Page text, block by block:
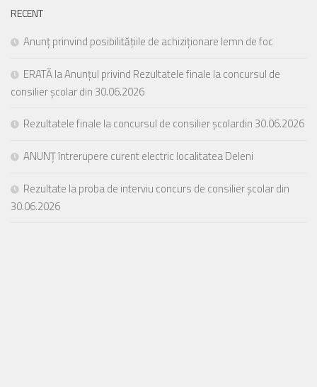
RECENT
Anunț prinvind posibilitățiile de achiziționare lemn de foc
ERATĂ la Anunțul privind Rezultatele finale la concursul de
consilier școlar din 30.06.2026
Rezultatele finale la concursul de consilier școlardin 30.06.2026
ANUNȚ întrerupere curent electric localitatea Deleni
Rezultate la proba de interviu concurs de consilier școlar din
30.06.2026